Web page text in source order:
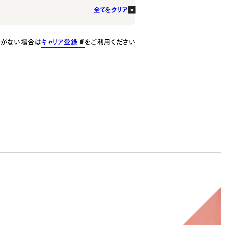
全てをクリア
ない場合はキャリア登録 をご利用ください